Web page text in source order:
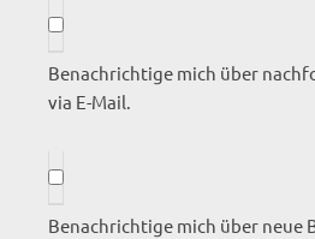
Benachrichtige mich über
via E-Mail.
Benachrichtige mich über neue